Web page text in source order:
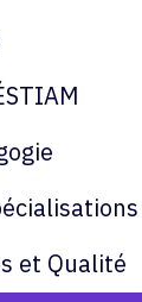
et Qualité